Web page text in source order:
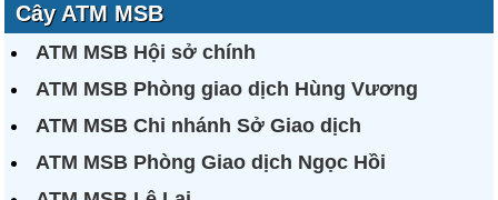
Cây ATM MSB
ATM MSB Hội sở chính
ATM MSB Phòng giao dịch Hùng Vương
ATM MSB Chi nhánh Sở Giao dịch
ATM MSB Phòng Giao dịch Ngọc Hồi